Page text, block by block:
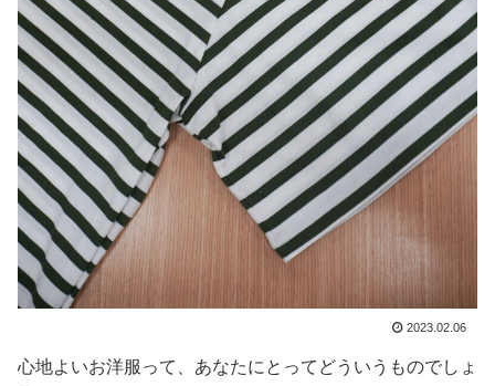
2023.02.06
心地よいお洋服って、あなたにとってどういうものでしょ